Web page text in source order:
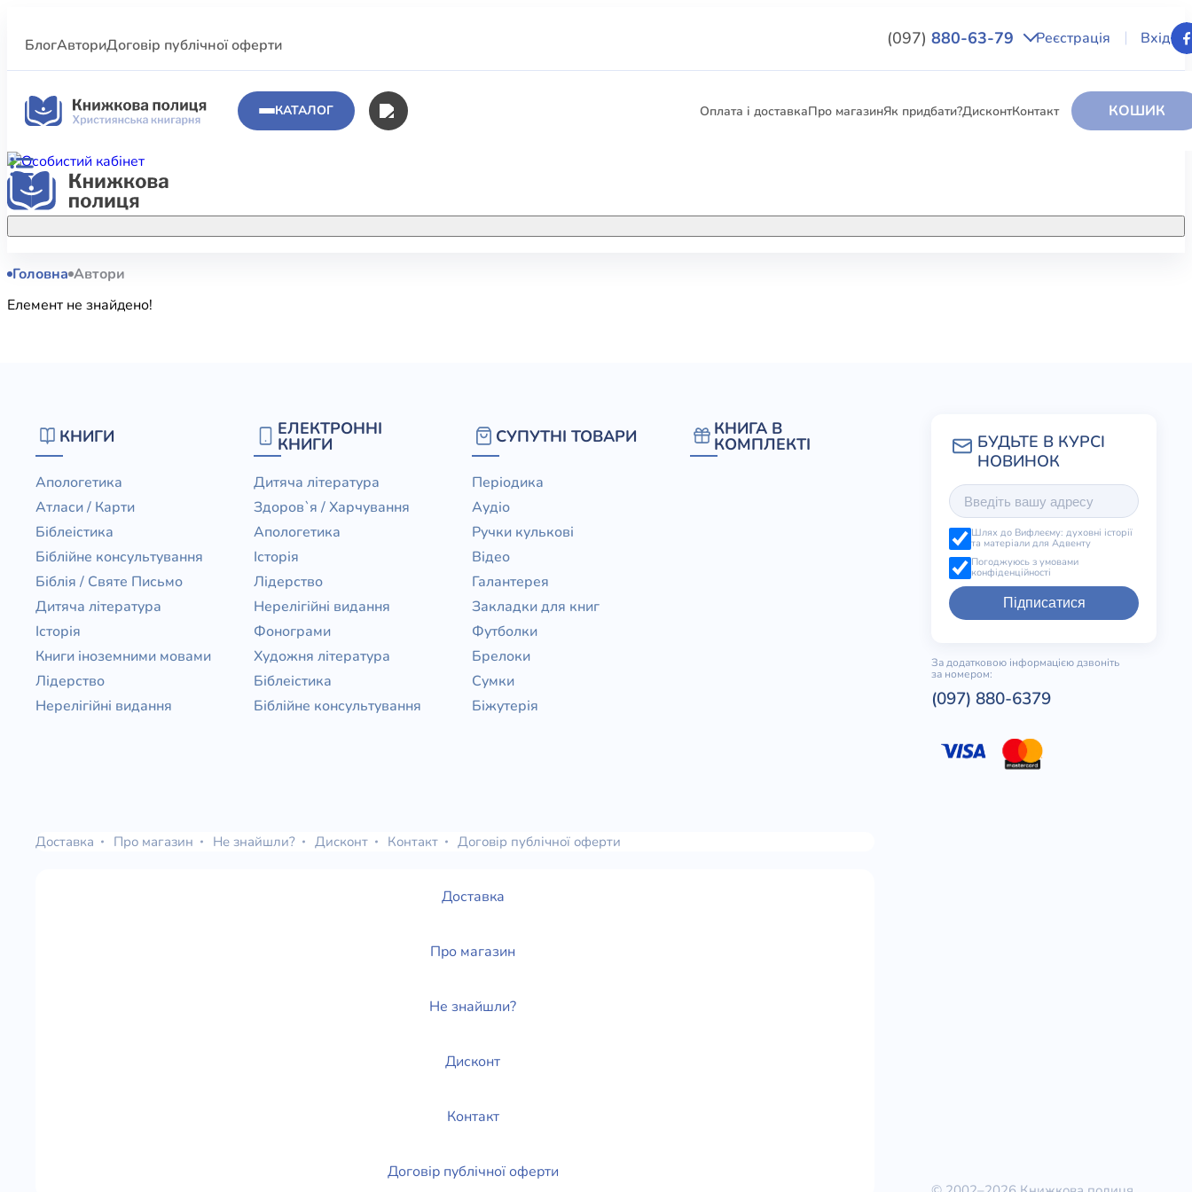
БлогАвториДоговір публічної оферти (097) 880-63-79 Реєстрація Вхід
КАТАЛОГ Оплата і доставкаПро магазинЯк придбати?ДисконтКонтакт КОШИК
Акційні пропозиції
Купуйте більше улюблених книжок за
Новинки
Свіжі надходження, актуальна
література та нові автори на нашій
полиці.
КНИГИ
Дитяча література
Книги іноземними мовами
Церковні традиції
Публіцистика
Богослів`я
ЕЛЕКТРОННІ КНИГИ
Головна Автори
Елемент не знайдено!
КНИГИ
Апологетика
Атласи / Карти
Біблеістика
Біблійне консультування
Біблія / Святе Письмо
Дитяча література
Історія
Книги іноземними мовами
Лідерство
Нерелігійні видання
ЕЛЕКТРОННІ
КНИГИ
Дитяча література
Здоров`я / Харчування
Апологетика
Історія
Лідерство
Нерелігійні видання
Фонограми
Художня література
Біблеістика
Біблійне консультування
СУПУТНІ ТОВАРИ
Періодика
Аудіо
Ручки кулькові
Відео
Галантерея
Закладки для книг
Футболки
Брелоки
Сумки
Біжутерія
КНИГА В
КОМПЛЕКТІ
Шлях до Вифлеєму: духовні історії
та матеріали для Адвенту
Погоджуюсь з умовами
конфіденційності
Підписатися
За додатковою інформацією дзвоніть
за номером:
(097) 880-6379
Доставка Про магазин Не знайшли? Дисконт Контакт Договір публічної оферти
Доставка
Про магазин
Не знайшли?
Дисконт
Контакт
Договір публічної оферти